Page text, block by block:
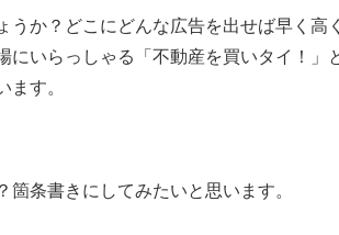
か？どこにどんな広告を出せば早く高
いらっしゃる「不動産を買いタイ！」
す。
条書きにしてみたいと思います。